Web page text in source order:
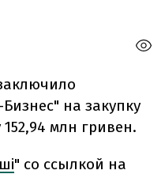
на закупку
млн гривен.
" со ссылкой на